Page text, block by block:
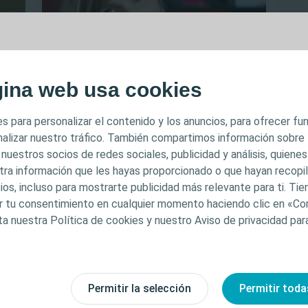
web usa cookies
para personalizar el contenido y los anuncios, para ofrecer
nuestro tráfico. También compartimos información sobre
socios de redes sociales, publicidad y análisis,
información que les hayas proporcionado o que hayan
incluso para mostrarte publicidad más relevante para ti.
tu consentimiento en cualquier momento haciendo clic en
nuestra Política de cookies y nuestro Aviso de privacidad
Permitir la selección Permitir
para profesionales sanitarios únicamente. El
a fines informativos y formativos y puede no ser
Coloplast no proporciona asesoramiento
contenido no pretenden constituir asesoramiento
en modo alguno el criterio médico independiente
capacitado y autorizado. La responsabilidad de
el profesional sanitario. Para obtener información
o expuestos, incluidas las instrucciones de
uso (IdU) del producto antes de su uso. Además, al
recibir información sobre cualquier cambio o
Formar en el cateterismo
intermitente (CI) a los pacientes
Obtén una visión general de los beneficios
del CI, así como las respuestas a algunas
de las preocupaciones más comunes que
tu paciente puede tener antes de
comenzar el CI.
La
a